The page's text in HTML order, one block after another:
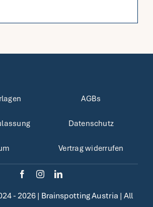
AGBs
Datenschutz
Vertrag widerrufen
- 2026 | Brainspotting Austria | All